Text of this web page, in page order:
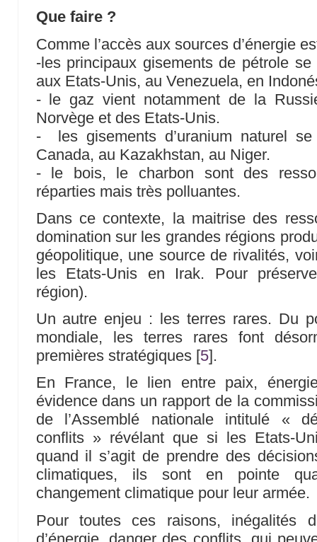
Que faire ?
Comme l’accès aux sources d’énergie
-les principaux gisements de pétrole
aux Etats-Unis, au Venezuela, en
- le gaz vient notamment de la
Norvège et des Etats-Unis.
- les gisements d’uranium naturel
Canada, au Kazakhstan, au Niger.
- le bois, le charbon sont des
réparties mais très polluantes.
Dans ce contexte, la maitrise des
domination sur les grandes régions
géopolitique, une source de rivalités,
les Etats-Unis en Irak. Pour
région).
Un autre enjeu : les terres rares. Du
mondiale, les terres rares font
premières stratégiques[5].
En France, le lien entre paix,
évidence dans un rapport de la
de l’Assemblé nationale intitulé «
conflits » révélant que si les Etats-
quand il s’agit de prendre des
climatiques, ils sont en pointe
changement climatique pour leur armée.
Pour toutes ces raisons, inégalités